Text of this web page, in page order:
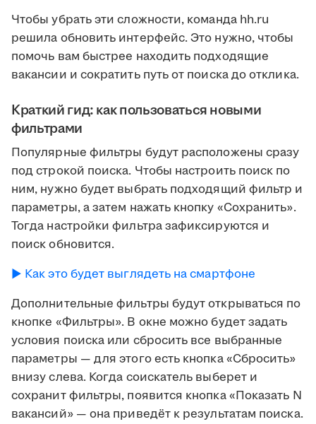
Чтобы убрать эти сложности, команда hh.ru
решила обновить интерфейс. Это нужно, чтобы
помочь вам быстрее находить подходящие
вакансии и сократить путь от поиска до отклика.
Краткий гид: как пользоваться новыми
фильтрами
Популярные фильтры будут расположены сразу
под строкой поиска. Чтобы настроить поиск по
ним, нужно будет выбрать подходящий фильтр и
параметры, а затем нажать кнопку «Сохранить».
Тогда настройки фильтра зафиксируются и
поиск обновится.
► Как это будет выглядеть на смартфоне
Дополнительные фильтры будут открываться по
кнопке «Фильтры». В окне можно будет задать
условия поиска или сбросить все выбранные
параметры — для этого есть кнопка «Сбросить»
внизу слева. Когда соискатель выберет и
сохранит фильтры, появится кнопка «Показать N
вакансий» — она приведёт к результатам поиска.